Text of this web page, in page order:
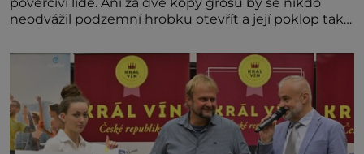
neodvážil podzemní hrobku otevřít a její poklop tak
divné burácení skutečně ustane. Když o mnoho let
později hrobku